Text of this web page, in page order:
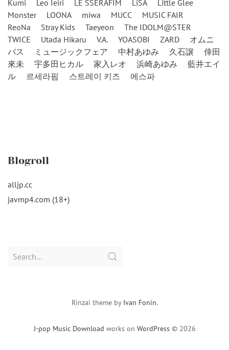
Kumi Leo Ieiri LE SSERAFIM LiSA
Little Glee
Monster
LOONA miwa MUCC
MUSIC FAIR
ReoNa
Stray Kids Taeyeon
The IDOLM@STER
TWICE
Utada Hikaru V.A. YOASOBI ZARD
オムニ
バス
ミュージックフェア 中村あゆみ 久石譲
倖田
來未
宇多田ヒカル 家入レオ 浜崎あゆみ
藍井エイ
ル
르세라핌 스트레이 키즈 에스파
Blogroll
alljp.cc
javmp4.com (18+)
Search
J-pop Music Download works on WordPress © 2026
Rinzai theme by Ivan Fonin.